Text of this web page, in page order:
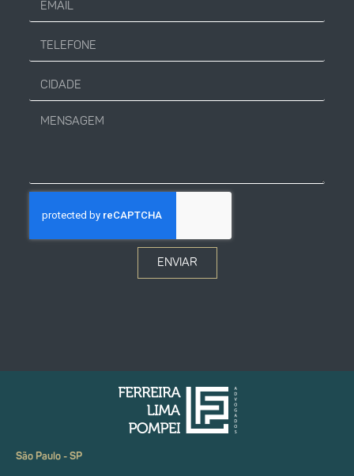
ENVIAR
São Paulo - SP